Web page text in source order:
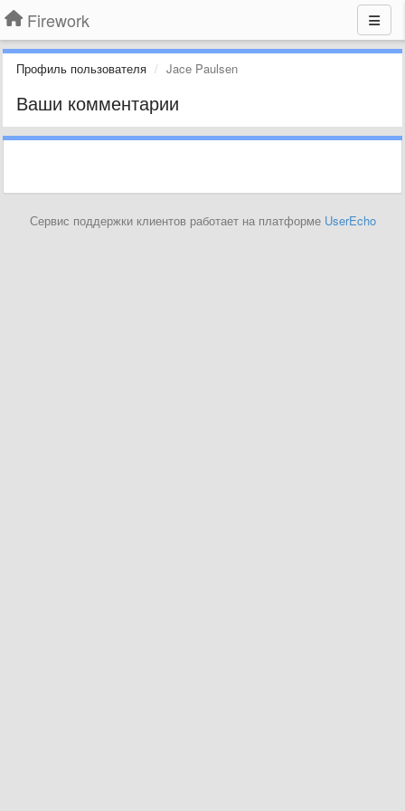
Firework
Профиль пользователя Jace Paulsen
Ваши комментарии
Сервис поддержки клиентов работает на платформе UserEcho